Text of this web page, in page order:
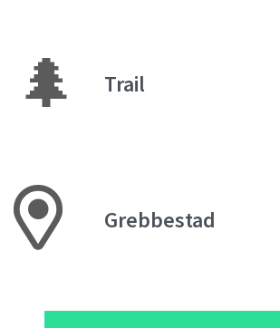
🌲 Trail
Grebbestad